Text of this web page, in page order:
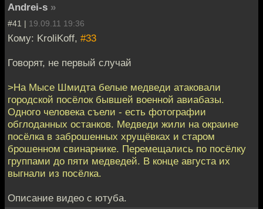
Andrei-s »
#41 | 19.09.11 19:36
Кому: KroliKoff, #33
Говорят, не первый случай
>На Мысе Шмидта белые медведи атаковали
городской посёлок бывшей военной авиабазы.
Одного человека съели - есть фотографии
обглоданных останков. Медведи жили на окраине
посёлка в заброшенных хрущёвках и старом
брошенном свинарнике. Перемещались по посёлку
группами до пяти медведей. В конце августа их
выгнали из посёлка.
Описание видео с ютуба.